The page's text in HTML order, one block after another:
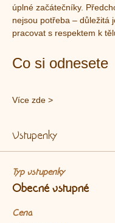
úplné začátečníky.
nejsou potřeba – důležitá
pracovat s respektem k
Co si odnesete
Více zde >
Vstupenky
Typ vstupenky
Obecné vstupné
Cena